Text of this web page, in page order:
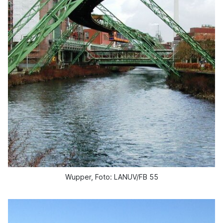
Wupper, Foto: LANUV/FB 55